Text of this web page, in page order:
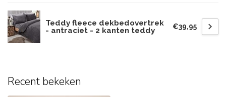
Teddy fleece dekbedovertrek
- antraciet - 2 kanten teddy
€39,95
Recent bekeken